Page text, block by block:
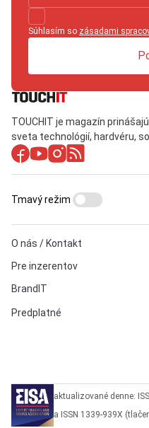
Súhlasím so zásadami
TOUCHIT je magazín
sveta technológií, hardvéru,
O nás / Kontakt
Pre inzerentov
BrandIT
Predplatné
Tmavý režim
aktualizované denne:
a ISSN 1339-939X